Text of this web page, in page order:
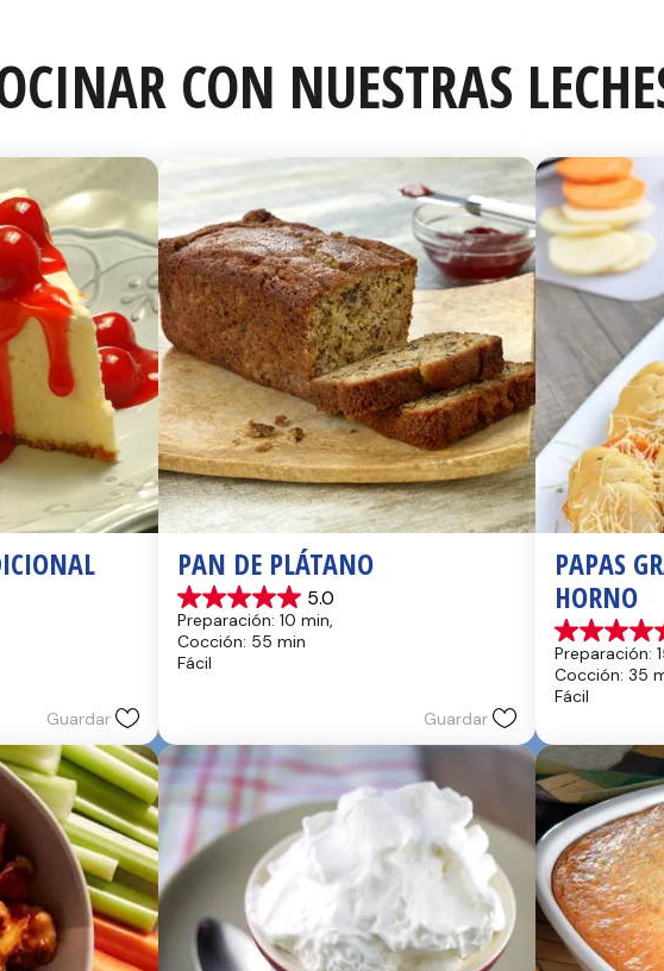
CON NUESTRAS
Guardar
PAN DE PLÁTANO
5.0
5.0
de
5
estrellas.
Preparación: 10 min,
Cocción: 55 min
Fácil
Guardar
PAPAS
HORNO
5.0
de
5
estrellas.
reseñas
Preparación:
Cocción: 35
Fácil